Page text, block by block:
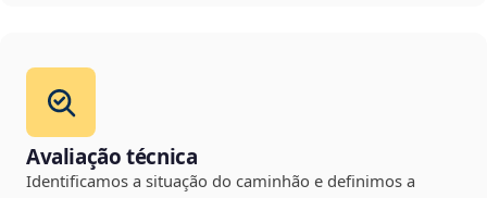
Avaliação técnica
Identificamos a situação do caminhão e definimos a